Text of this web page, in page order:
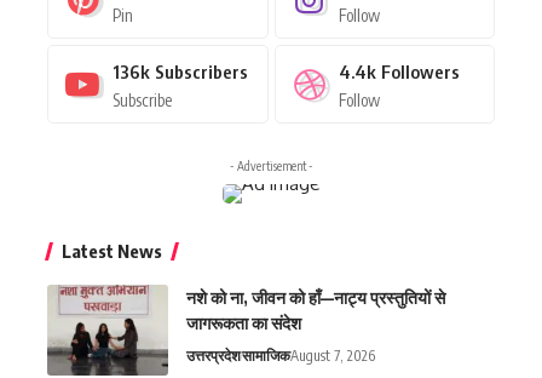
Pin Follow
136k Subscribers
Subscribe
4.4k Followers
Follow
- Advertisement -
Latest News
नशे को ना, जीवन को हाँ—नाट्य प्रस्तुतियों से
जागरूकता का संदेश
उत्तरप्रदेशसामाजिकAugust 7, 2026